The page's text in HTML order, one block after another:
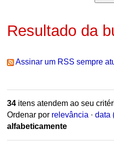
Resultado da
Assinar um RSS sempre
34itens atendem ao seu
Ordenar por relevância · data
alfabeticamente